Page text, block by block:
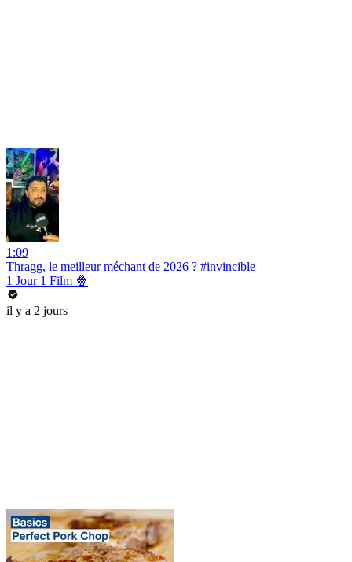
1:09
Thragg, le meilleur méchant de 2026 ? #invincible
1 Jour 1 Film 🍿
il y a 2 jours